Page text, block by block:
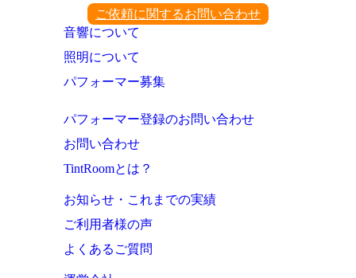
ご依頼に関するお問い合わせ
音響について
照明について
パフォーマー募集
パフォーマー登録のお問い合わせ
お問い合わせ
TintRoomとは？
お知らせ・これまでの実績
ご利用者様の声
よくあるご質問